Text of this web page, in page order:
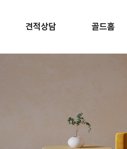
견적상담 골드홈